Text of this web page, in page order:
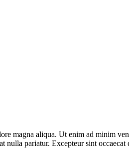
magna aliqua. Ut enim ad minim
pariatur. Excepteur sint